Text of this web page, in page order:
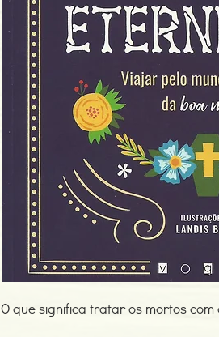
O que significa tratar os mortos